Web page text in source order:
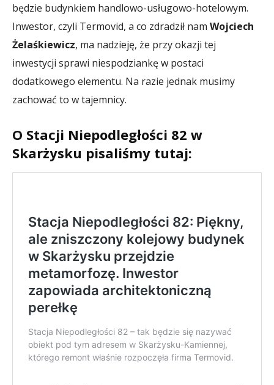
będzie budynkiem handlowo-usługowo-hotelowym.
Inwestor, czyli Termovid, a co zdradził nam Wojciech
Żelaśkiewicz, ma nadzieję, że przy okazji tej
inwestycji sprawi niespodziankę w postaci
dodatkowego elementu. Na razie jednak musimy
zachować to w tajemnicy.
O Stacji Niepodległości 82 w
Skarżysku pisaliśmy tutaj: